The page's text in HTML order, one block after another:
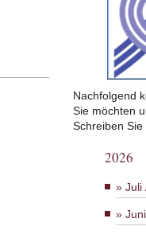
Nachfolgend
Sie möchten
Schreiben
2026
Juli